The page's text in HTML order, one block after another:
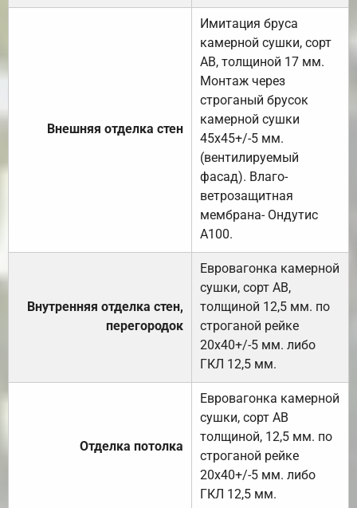
Внешняя отделка стен
Имитация бруса
камерной сушки, сорт
АВ, толщиной 17 мм.
Монтаж через
строганый брусок
камерной сушки
45х45+/-5 мм.
(вентилируемый
фасад). Влаго-
ветрозащитная
мембрана- Ондутис
А100.
Внутренняя отделка стен,
перегородок
Евровагонка камерной
сушки, сорт АВ,
толщиной 12,5 мм. по
строганой рейке
20х40+/-5 мм. либо
ГКЛ 12,5 мм.
Отделка потолка
Евровагонка камерной
сушки, сорт АВ
толщиной, 12,5 мм. по
строганой рейке
20х40+/-5 мм. либо
ГКЛ 12,5 мм.